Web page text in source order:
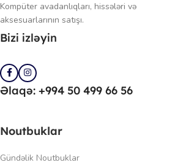
Kompüter avadanlıqları, hissələri və
aksesuarlarının satışı.
Bizi izləyin
Əlaqə: +994 50 499 66 56
Noutbuklar
Gündəlik Noutbuklar